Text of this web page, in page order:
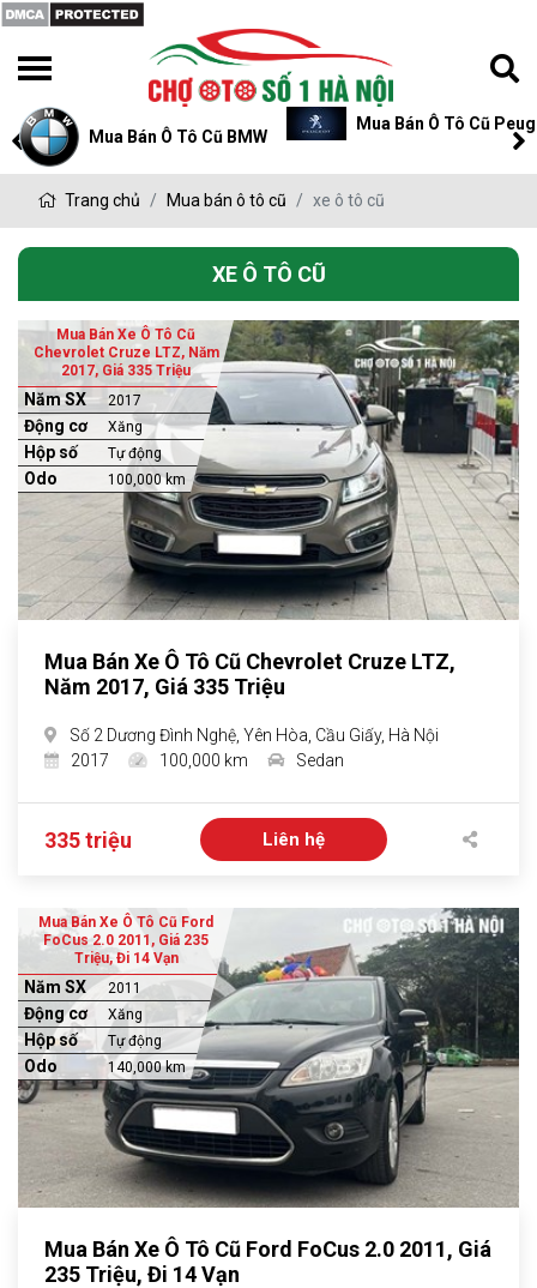
Mua Bán Ô Tô Cũ Peugeot Mua Bán Ô Tô Cũ
Trang chủ Mua bán ô tô cũ xe ô tô cũ
XE Ô TÔ CŨ
Mua Bán Xe Ô Tô Cũ
Chevrolet Cruze LTZ, Năm
2017, Giá 335 Triệu
Năm SX 2017
Động cơ Xăng
Hộp số Tự động
Odo 100,000 km
Mua Bán Xe Ô Tô Cũ Chevrolet Cruze LTZ,
Năm 2017, Giá 335 Triệu
Số 2 Dương Đình Nghệ, Yên Hòa, Cầu Giấy, Hà Nội
2017
100,000 km Sedan
335 triệu Liên hệ
Mua Bán Xe Ô Tô Cũ Ford
FoCus 2.0 2011, Giá 235
Triệu, Đi 14 Vạn
Năm SX 2011
Động cơ Xăng
Hộp số Tự động
Odo 140,000 km
Mua Bán Xe Ô Tô Cũ Ford FoCus 2.0 2011, Giá
235 Triệu, Đi 14 Vạn